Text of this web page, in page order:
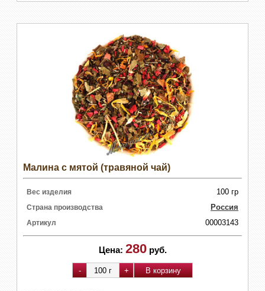
Малина с мятой (травяной чай)
Вес изделия 100 гр
Страна производства Россия
Артикул 00003143
Цена: 280 руб.